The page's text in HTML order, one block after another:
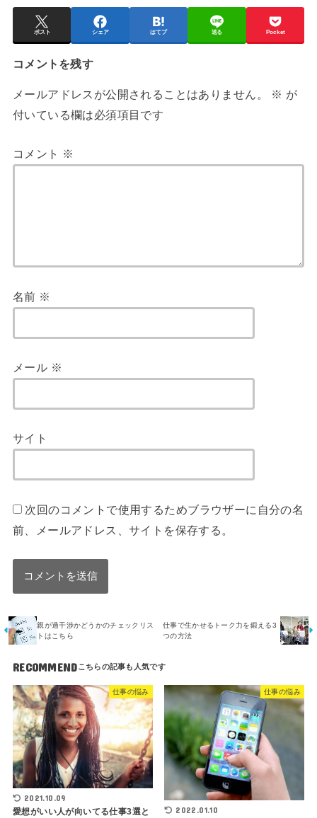
ポスト シェア はてブ 送る Pocket
コメントを残す
メールアドレスが公開されることはありません。 ※ が
付いている欄は必須項目です
コメント ※
名前 ※
メール ※
サイト
次回のコメントで使用するためブラウザーに自分の名
前、メールアドレス、サイトを保存する。
親が過干渉かどうかのチェックリス
トはこちら
仕事で生かせるトーク力を鍛える3
つの方法
RECOMMEND
仕事の悩み
2021.10.09
愛想がいい人が向いてる仕事3選と
仕事の悩み
2022.01.10